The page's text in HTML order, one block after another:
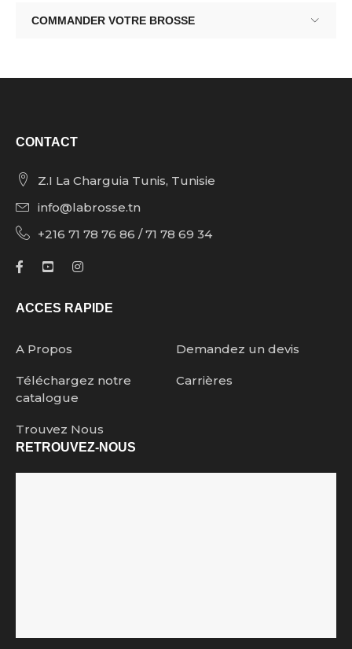
COMMANDER VOTRE BROSSE
CONTACT
Z.I La Charguia Tunis, Tunisie
info@labrosse.tn
+216 71 78 76 86 / 71 78 69 34
ACCES RAPIDE
A Propos Demandez un devis
Téléchargez notre
catalogue
Carrières
Trouvez Nous
RETROUVEZ-NOUS